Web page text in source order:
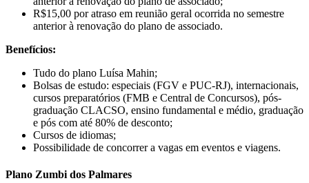
R$15,00 por atraso em reunião geral ocorrida no semestre
anterior à renovação do plano de associado.
Benefícios:
Tudo do plano Luísa Mahin;
Bolsas de estudo: especiais (FGV e PUC-RJ), internacionais,
cursos preparatórios (FMB e Central de Concursos), pós-
graduação CLACSO, ensino fundamental e médio, graduação
e pós com até 80% de desconto;
Cursos de idiomas;
Possibilidade de concorrer a vagas em eventos e viagens.
Plano Zumbi dos Palmares